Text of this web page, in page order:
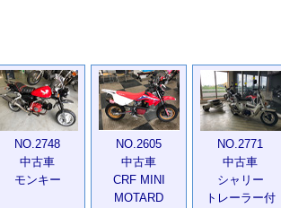
NO.2748
中古車
モンキー
NO.2605
中古車
CRF MINI
MOTARD
NO.2771
中古車
シャリー
トレーラー付